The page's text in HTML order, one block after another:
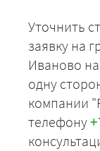
Уточнить
заявку на
Иваново
одну
компании
телефону